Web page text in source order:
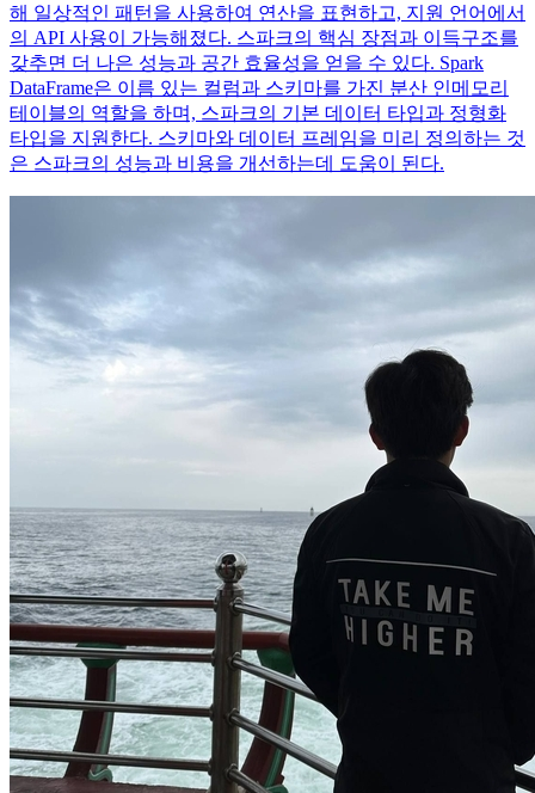
해 일상적인 패턴을 사용하여 연산을 표현하고, 지원 언어에서
의 API 사용이 가능해졌다. 스파크의 핵심 장점과 이득구조를
갖추면 더 나은 성능과 공간 효율성을 얻을 수 있다. Spark
DataFrame은 이름 있는 컬럼과 스키마를 가진 분산 인메모리
테이블의 역할을 하며, 스파크의 기본 데이터 타입과 정형화
타입을 지원한다. 스키마와 데이터 프레임을 미리 정의하는 것
은 스파크의 성능과 비용을 개선하는데 도움이 된다.